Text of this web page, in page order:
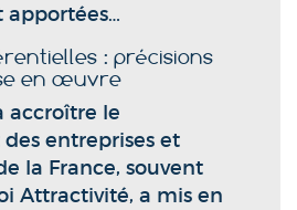
apportées…
: précisions
en œuvre
accroître le
entreprises et
la France, souvent
Attractivité, a mis en